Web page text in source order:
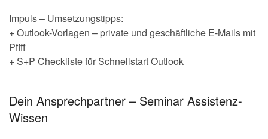
Impuls – Umsetzungstipps:
+ Outlook-Vorlagen – private und geschäftliche E-Mails mit
Pfiff
+ S+P Checkliste für Schnellstart Outlook
Dein Ansprechpartner – Seminar Assistenz-
Wissen